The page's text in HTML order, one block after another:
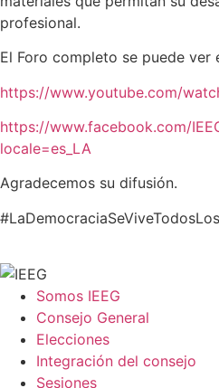
profesional.
El Foro completo se puede ver
https://www.youtube.com/
https://www.facebook.com/
locale=es_LA
Agradecemos su difusión.
Somos IEEG
Consejo General
Elecciones
Integración del consejo
Sesiones